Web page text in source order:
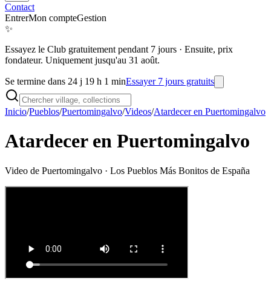
Contact
EntrerMon compteGestion
✨
Essayez le Club gratuitement pendant 7 jours · Ensuite, prix
fondateur. Uniquement jusqu'au 31 août.
Se termine dans 24 j 19 h 1 minEssayer 7 jours gratuits
Inicio/Pueblos/Puertomingalvo/Videos/Atardecer en Puertomingalvo
Atardecer en Puertomingalvo
Video de Puertomingalvo · Los Pueblos Más Bonitos de España